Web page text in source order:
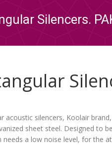
Silencers.
acoustic silencers, Koolair
sheet steel. Designed to
needs a low noise level, for the